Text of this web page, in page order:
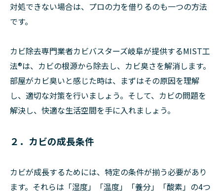
対処できない場合は、プロの力を借りるのも一つの方法
です。
カビ除去専門業者カビバスターズ岐阜が提供するMIST工
法®は、カビの根源から除去し、カビ臭さを解消します。
部屋がカビ臭いと感じた時は、まずはその原因を理解
し、適切な対策を行いましょう。そして、カビの問題を
解決し、快適な生活空間を手に入れましょう。
２．カビの成長条件
カビが成長するためには、特定の条件が揃う必要があり
ます。それらは「湿度」「温度」「養分」「酸素」の4つ